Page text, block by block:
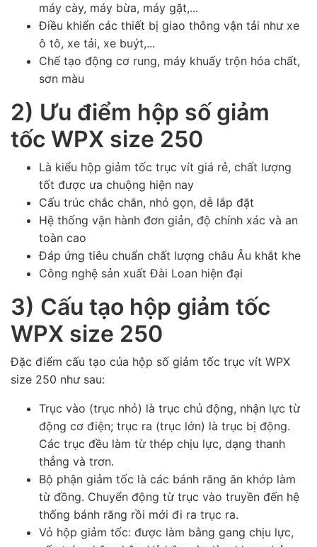
máy cày, máy bừa, máy gặt,...
Điều khiển các thiết bị giao thông vận tải như xe
ô tô, xe tải, xe buýt,...
Chế tạo động cơ rung, máy khuấy trộn hóa chất,
sơn màu
2) Ưu điểm hộp số giảm
tốc WPX size 250
Là kiểu hộp giảm tốc trục vít giá rẻ, chất lượng
tốt được ưa chuộng hiện nay
Cấu trúc chắc chắn, nhỏ gọn, dễ lắp đặt
Hệ thống vận hành đơn giản, độ chính xác và an
toàn cao
Đáp ứng tiêu chuẩn chất lượng châu Âu khắt khe
Công nghệ sản xuất Đài Loan hiện đại
3) Cấu tạo hộp giảm tốc
WPX size 250
Đặc điểm cấu tạo của hộp số giảm tốc trục vít WPX
size 250 như sau:
Trục vào (trục nhỏ) là trục chủ động, nhận lực từ
động cơ điện; trục ra (trục lớn) là trục bị động.
Các trục đều làm từ thép chịu lực, dạng thanh
thẳng và trơn.
Bộ phận giảm tốc là các bánh răng ăn khớp làm
từ đồng. Chuyển động từ trục vào truyền đến hệ
thống bánh răng rồi mới đi ra trục ra.
Vỏ hộp giảm tốc: được làm bằng gang chịu lực,